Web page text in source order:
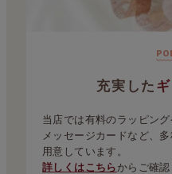
充実した
当店では有料のラッピン
メッセージカードなど、
用意しています。
詳しくはこちら からご確認